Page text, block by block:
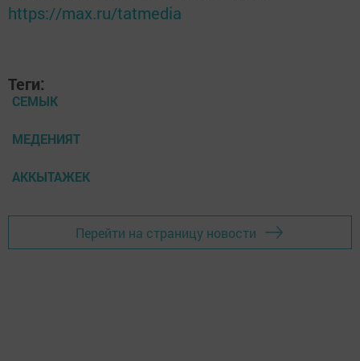
https://max.ru/tatmedia
Теги:
СЕМЫК
МЕДЕНИЯТ
АККЫТАЖЕК
Перейти на страницу новости